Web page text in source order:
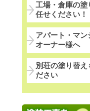
工場・倉庫の塗
任せください！
アパート・マン
オーナー様へ
別荘の塗り替え
ださい